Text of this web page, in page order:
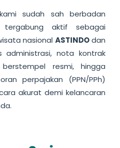
sudah sah berbadan
aktif sebagai
nasional ASTINDOdan
administrasi, nota kontrak
resmi, hingga
perpajakan (PPN/PPh)
akurat demi kelancaran